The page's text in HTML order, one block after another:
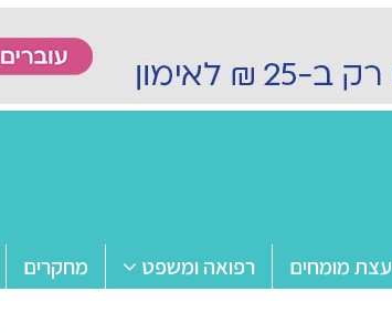
עצת מומחים רפואה ומשפט מחקרים